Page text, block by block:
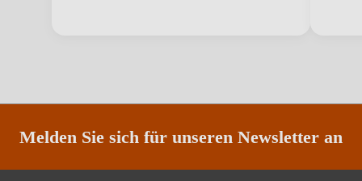
Region Katalonien
Traubenfarbe Rot
Melden Sie sich für unseren Newsletter an